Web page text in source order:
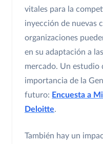
vitales para la
inyección de nuevas
organizaciones
en su adaptación a
mercado. Un estudio
importancia de la
futuro: Encuesta a
Deloitte.
También hay un